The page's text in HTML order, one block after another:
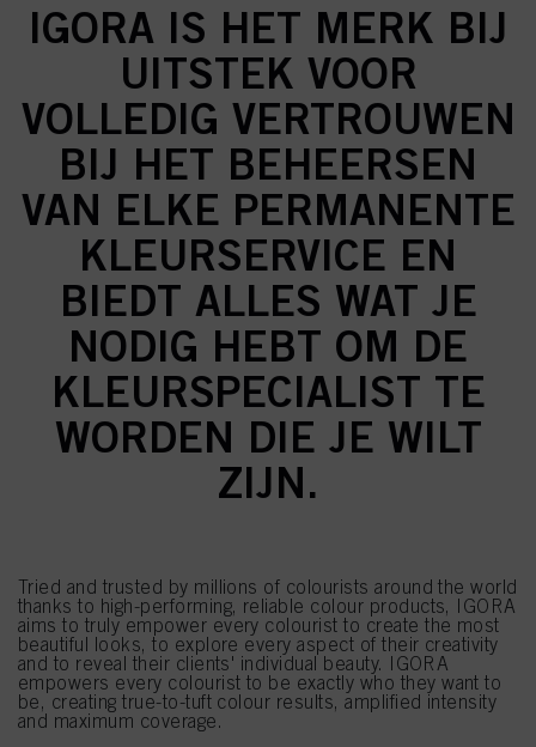
IGORA IS HET MERK BIJ
UITSTEK VOOR
VOLLEDIG VERTROUWEN
BIJ HET BEHEERSEN
VAN ELKE PERMANENTE
KLEURSERVICE EN
BIEDT ALLES WAT JE
NODIG HEBT OM DE
KLEURSPECIALIST TE
WORDEN DIE JE WILT
ZIJN.
Tried and trusted by millions of colourists around the world
thanks to high-performing, reliable colour products, IGORA
aims to truly empower every colourist to create the most
beautiful looks, to explore every aspect of their creativity
and to reveal their clients' individual beauty. IGORA
empowers every colourist to be exactly who they want to
be, creating true-to-tuft colour results, amplified intensity
and maximum coverage.